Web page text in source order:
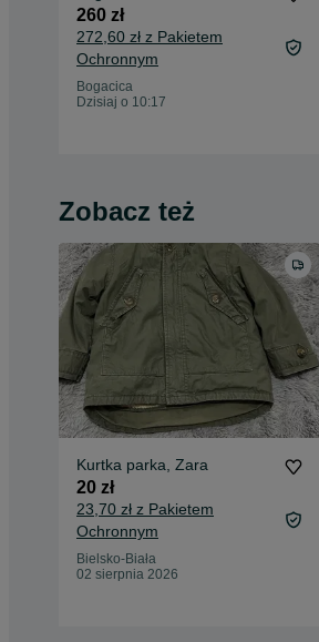
260 zł
272,60 zł z Pakietem
Ochronnym
Bogacica
Dzisiaj o 10:17
Zobacz też
Kurtka parka, Zara
20 zł
23,70 zł z Pakietem
Ochronnym
Bielsko-Biała
02 sierpnia 2026